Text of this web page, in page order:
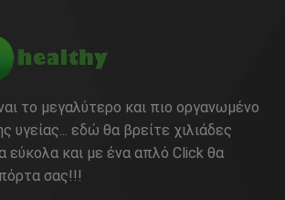
το μεγαλύτερο και πιο οργανωμένο
υγείας... εδώ θα βρείτε χιλιάδες
εύκολα και με ένα απλό Click θα
σας!!!